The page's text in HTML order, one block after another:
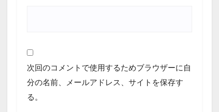
次回のコメントで使用するためブラウザーに自
分の名前、メールアドレス、サイトを保存す
る。